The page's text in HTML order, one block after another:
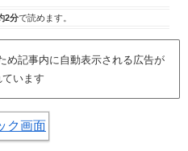
2分で読めます。
め記事内に自動表示される広告が
います